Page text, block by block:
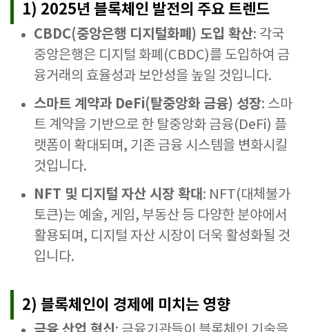
1) 2025년 블록체인 발전의 주요 트렌드
CBDC(중앙은행 디지털화폐) 도입 확산: 각국
중앙은행은 디지털 화폐(CBDC)를 도입하여 금
융거래의 효율성과 보안성을 높일 것입니다.
스마트 계약과 DeFi(탈중앙화 금융) 성장: 스마
트 계약을 기반으로 한 탈중앙화 금융(DeFi) 플
랫폼이 확대되며, 기존 금융 시스템을 변화시킬
것입니다.
NFT 및 디지털 자산 시장 확대 : NFT(대체불가
토큰)는 예술, 게임, 부동산 등 다양한 분야에서
활용되며, 디지털 자산 시장이 더욱 활성화될 것
입니다.
2) 블록체인이 경제에 미치는 영향